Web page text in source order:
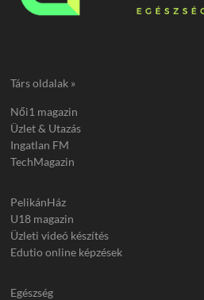
Társ oldalak »
Női1 magazin
Üzlet & Utazás
Ingatlan FM
TechMagazin
PelikánHáz
U18 magazin
Üzleti videó készítés
Edutio online képzések
Egészség